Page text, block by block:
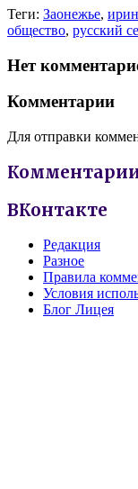
Теги: Заонежье,
общество, русский
Нет
Комментарии
Для отправки
ВКонтакте
Редакция
Разное
Правила
Условия
Блог Лицея